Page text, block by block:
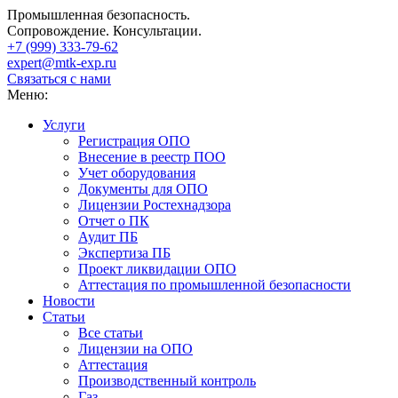
Промышленная безопасность.
Сопровождение. Консультации.
+7 (999) 333-79-62
expert@mtk-exp.ru
Связаться с нами
Меню:
Услуги
Регистрация ОПО
Внесение в реестр ПОО
Учет оборудования
Документы для ОПО
Лицензии Ростехнадзора
Отчет о ПК
Аудит ПБ
Экспертиза ПБ
Проект ликвидации ОПО
Аттестация по промышленной безопасности
Новости
Статьи
Все статьи
Лицензии на ОПО
Аттестация
Производственный контроль